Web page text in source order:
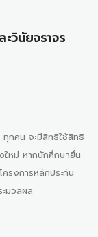
วินัยจราจร
กคน จะมีสิทธิใช้สิทธิ
ใหม่ หากนักศึกษายื่น
รงการหลักประกัน
มวลผล